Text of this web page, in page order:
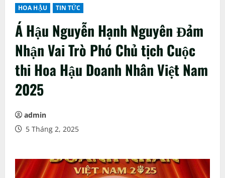
HOA HẬU TIN TỨC
Á Hậu Nguyễn Hạnh Nguyên Đảm
Nhận Vai Trò Phó Chủ tịch Cuộc
thi Hoa Hậu Doanh Nhân Việt Nam
2025
admin
5 Tháng 2, 2025